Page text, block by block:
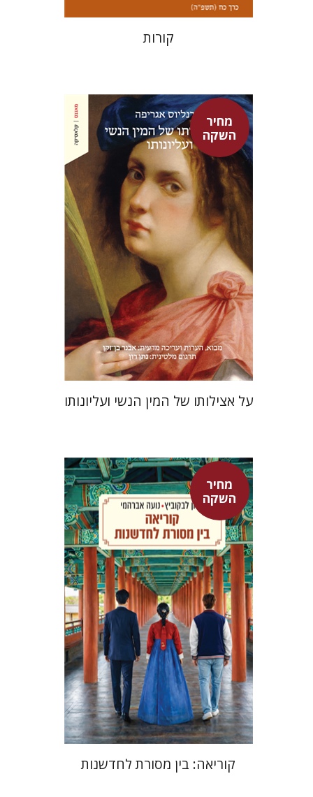
קורות
מחיר
השקה
היינריך קורנליוס אגריפה
אבנר בן-זקן
נתן רון
מחיר השקה
$31
$22
על אצילותו של המין הנשי ועליונותו
מחיר
השקה
אלון לבקוביץ נועה אברהמי
מחיר השקה
$35
$24
קוריאה: בין מסורת לחדשנות